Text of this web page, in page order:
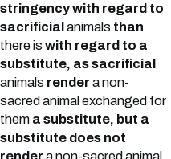
stringency with regard to
sacrificial animals than
there iswith regard to a
substitute, as sacrificial
animals render a non-
sacred animal exchanged for
them a substitute, but a
substitute does not
render a non-sacred animal